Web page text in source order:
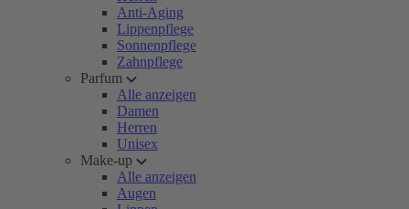
Anti-Aging
Lippenpflege
Sonnenpflege
Zahnpflege
Parfum
Alle anzeigen
Damen
Herren
Unisex
Make-up
Alle anzeigen
Augen